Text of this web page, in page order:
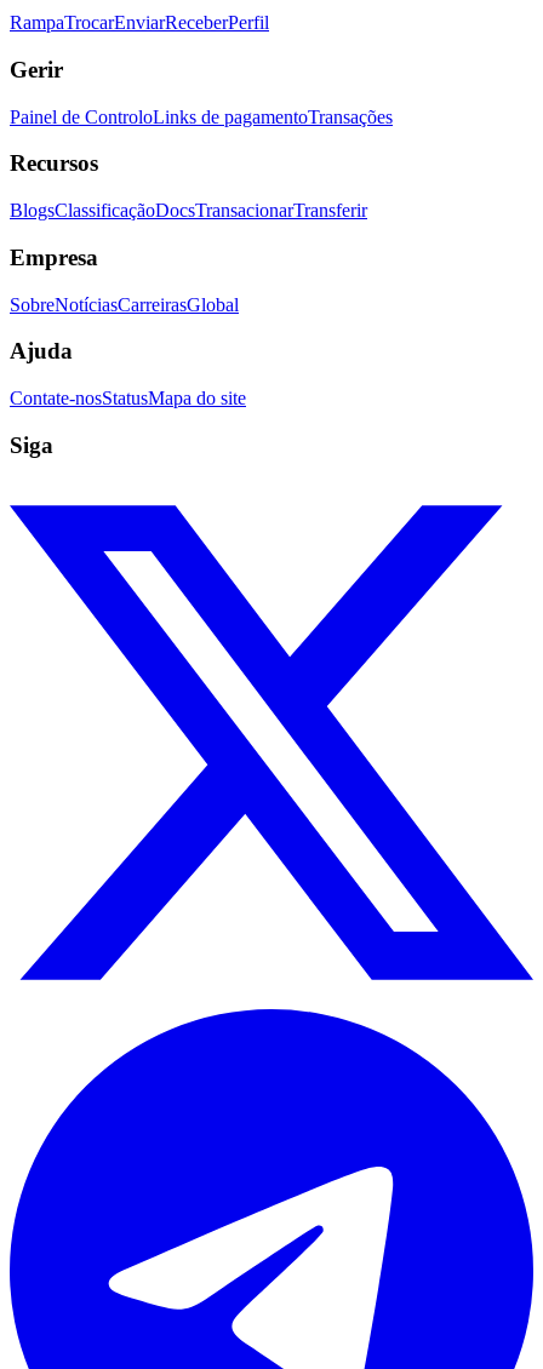
RampaTrocarEnviarReceberPerfil
Gerir
Painel de ControloLinks de pagamentoTransações
Recursos
BlogsClassificaçãoDocsTransacionarTransferir
Empresa
SobreNotíciasCarreirasGlobal
Ajuda
Contate-nosStatusMapa do site
Siga